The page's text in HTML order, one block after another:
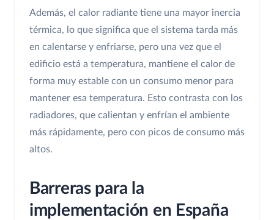
Además, el calor radiante tiene una mayor inercia
térmica, lo que significa que el sistema tarda más
en calentarse y enfriarse, pero una vez que el
edificio está a temperatura, mantiene el calor de
forma muy estable con un consumo menor para
mantener esa temperatura. Esto contrasta con los
radiadores, que calientan y enfrían el ambiente
más rápidamente, pero con picos de consumo más
altos.
Barreras para la
implementación en España